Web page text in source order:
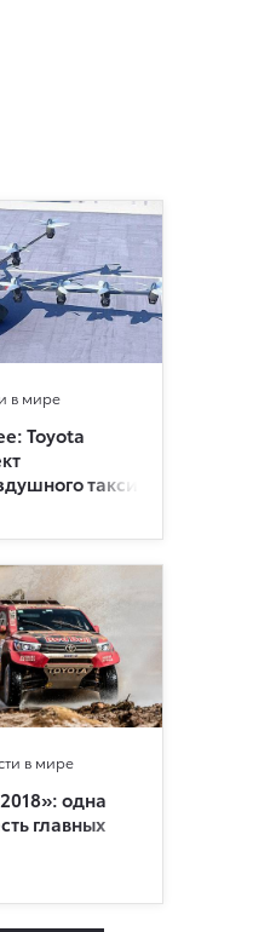
в мире
Toyota
такси
в мире
одна
главных